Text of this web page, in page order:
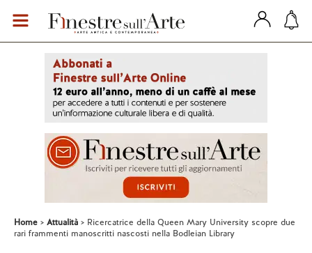
Home Attualità
Ricercatrice della Queen Mary University scopre due
rari frammenti manoscritti nascosti nella Bodleian Library